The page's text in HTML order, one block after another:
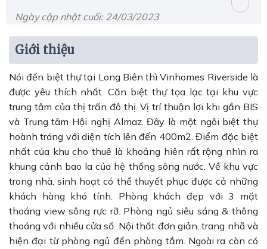
Ngày cập nhật cuối: 24/03/2023
Giới thiệu
Nói đến biệt thự tại Long Biên thì Vinhomes Riverside là
được yêu thích nhất. Căn biệt thự tọa lạc tại khu vực
trung tâm của thị trấn đô thị. Vị trí thuận lợi khi gần BIS
và Trung tâm Hội nghị Almaz. Đây là một ngôi biệt thự
hoành tráng với diện tích lên đến 400m2. Điểm đặc biệt
nhất của khu cho thuê là khoảng hiên rất rộng nhìn ra
khung cảnh bao la của hệ thống sông nước. Về khu vực
trong nhà, sinh hoạt có thể thuyết phục được cả những
khách hàng khó tính. Phòng khách đẹp với 3 mặt
thoáng view sông rực rỡ. Phòng ngủ siêu sáng & thông
thoáng với nhiều cửa sổ. Nội thất đơn giản, trang nhã và
hiện đại từ phòng ngủ đến phòng tắm. Ngoài ra còn có